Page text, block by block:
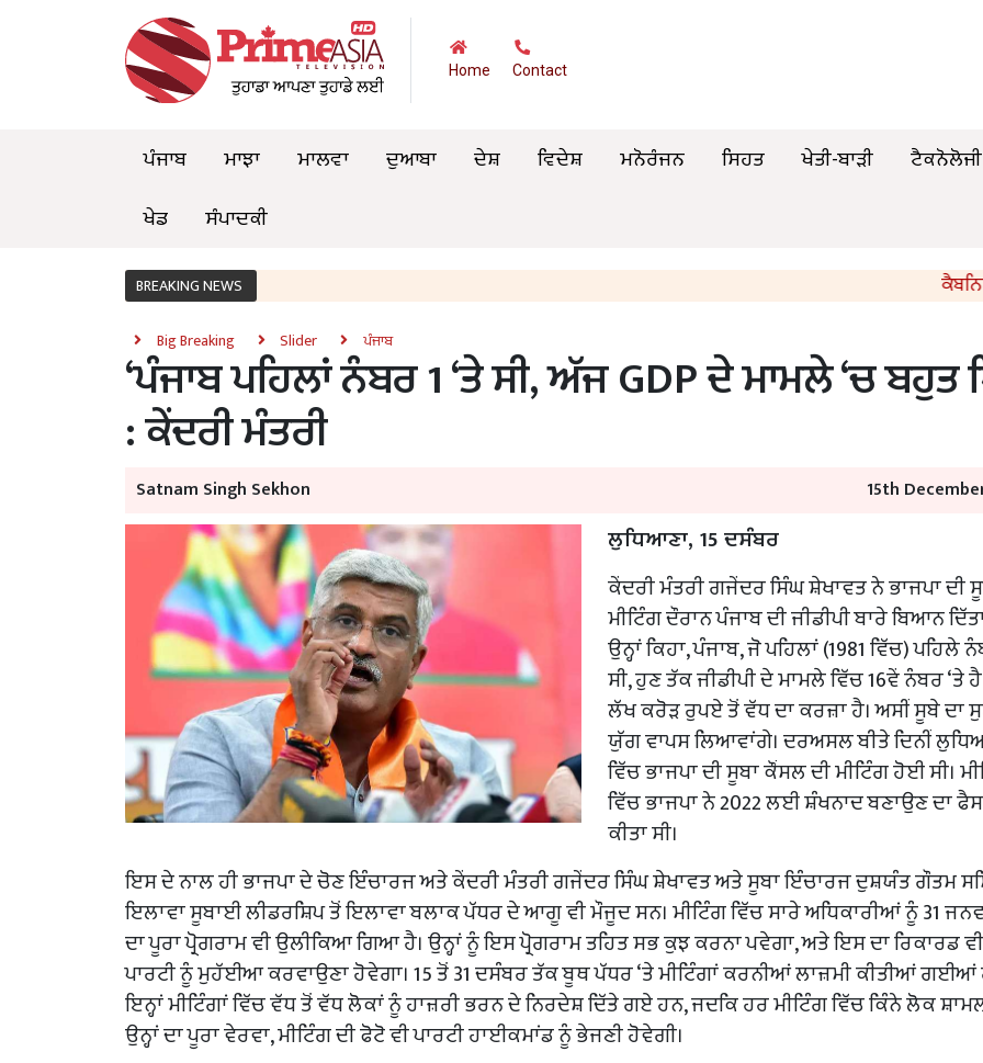
Home Contact
ਪੰਜਾਬ ਮਾਝਾ ਮਾਲਵਾ ਦੁਆਬਾ ਦੇਸ਼ ਵਿਦੇਸ਼ ਮਨੋਰੰਜਨ ਸਿਹਤ ਖੇਤੀ-ਬਾੜੀ ਟੈਕਨੋਲੋਜੀ
ਖੇਡ
ਸੰਪਾਦਕੀ
BREAKING NEWS ਕੈਬਨਿਟ
Big Breaking Slider ਪੰਜਾਬ
‘ਪੰਜਾਬ ਪਹਿਲਾਂ ਨੰਬਰ 1 ‘ਤੇ ਸੀ, ਅੱਜ GDP ਦੇ ਮਾਮਲੇ ‘ਚ ਬਹੁਤ
: ਕੇਂਦਰੀ ਮੰਤਰੀ
Satnam Singh Sekhon 15th
ਲੁਧਿਆਣਾ, 15 ਦਸੰਬਰ
ਕੇਂਦਰੀ ਮੰਤਰੀ ਗਜੇਂਦਰ ਸਿੰਘ ਸ਼ੇਖਾਵਤ ਨੇ ਭਾਜਪਾ ਦੀ
ਮੀਟਿੰਗ ਦੌਰਾਨ ਪੰਜਾਬ ਦੀ ਜੀਡੀਪੀ ਬਾਰੇ ਬਿਆਨ
ਉਨ੍ਹਾਂ ਕਿਹਾ, ਪੰਜਾਬ, ਜੋ ਪਹਿਲਾਂ (1981 ਵਿੱਚ) ਪਹਿਲੇ
ਸੀ, ਹੁਣ ਤੱਕ ਜੀਡੀਪੀ ਦੇ ਮਾਮਲੇ ਵਿੱਚ 16ਵੇਂ ਨੰਬਰ ‘ਤੇ
ਲੱਖ ਕਰੋੜ ਰੁਪਏ ਤੋਂ ਵੱਧ ਦਾ ਕਰਜ਼ਾ ਹੈ। ਅਸੀਂ ਸੂਬੇ ਦਾ
ਯੁੱਗ ਵਾਪਸ ਲਿਆਵਾਂਗੇ। ਦਰਅਸਲ ਬੀਤੇ ਦਿਨੀਂ
ਵਿੱਚ ਭਾਜਪਾ ਦੀ ਸੂਬਾ ਕੌਂਸਲ ਦੀ ਮੀਟਿੰਗ ਹੋਈ ਸੀ।
ਵਿੱਚ ਭਾਜਪਾ ਨੇ 2022 ਲਈ ਸ਼ੰਖਨਾਦ ਬਣਾਉਣ ਦਾ
ਕੀਤਾ ਸੀ।
ਇਸ ਦੇ ਨਾਲ ਹੀ ਭਾਜਪਾ ਦੇ ਚੋਣ ਇੰਚਾਰਜ ਅਤੇ ਕੇਂਦਰੀ ਮੰਤਰੀ ਗਜੇਂਦਰ ਸਿੰਘ ਸ਼ੇਖਾਵਤ ਅਤੇ ਸੂਬਾ ਇੰਚਾਰਜ ਦੁਸ਼ਯੰਤ ਗੌਤਮ
ਇਲਾਵਾ ਸੂਬਾਈ ਲੀਡਰਸ਼ਿਪ ਤੋਂ ਇਲਾਵਾ ਬਲਾਕ ਪੱਧਰ ਦੇ ਆਗੂ ਵੀ ਮੌਜੂਦ ਸਨ। ਮੀਟਿੰਗ ਵਿੱਚ ਸਾਰੇ ਅਧਿਕਾਰੀਆਂ ਨੂੰ 31
ਦਾ ਪੂਰਾ ਪ੍ਰੋਗਰਾਮ ਵੀ ਉਲੀਕਿਆ ਗਿਆ ਹੈ। ਉਨ੍ਹਾਂ ਨੂੰ ਇਸ ਪ੍ਰੋਗਰਾਮ ਤਹਿਤ ਸਭ ਕੁਝ ਕਰਨਾ ਪਵੇਗਾ, ਅਤੇ ਇਸ ਦਾ ਰਿਕਾਰਡ ਵੀ
ਪਾਰਟੀ ਨੂੰ ਮੁਹੱਈਆ ਕਰਵਾਉਣਾ ਹੋਵੇਗਾ। 15 ਤੋਂ 31 ਦਸੰਬਰ ਤੱਕ ਬੂਥ ਪੱਧਰ ‘ਤੇ ਮੀਟਿੰਗਾਂ ਕਰਨੀਆਂ ਲਾਜ਼ਮੀ ਕੀਤੀਆਂ ਗਈਆਂ
ਇਨ੍ਹਾਂ ਮੀਟਿੰਗਾਂ ਵਿੱਚ ਵੱਧ ਤੋਂ ਵੱਧ ਲੋਕਾਂ ਨੂੰ ਹਾਜ਼ਰੀ ਭਰਨ ਦੇ ਨਿਰਦੇਸ਼ ਦਿੱਤੇ ਗਏ ਹਨ, ਜਦਕਿ ਹਰ ਮੀਟਿੰਗ ਵਿੱਚ ਕਿੰਨੇ ਲੋਕ
ਉਨ੍ਹਾਂ ਦਾ ਪੂਰਾ ਵੇਰਵਾ, ਮੀਟਿੰਗ ਦੀ ਫੋਟੋ ਵੀ ਪਾਰਟੀ ਹਾਈਕਮਾਂਡ ਨੂੰ ਭੇਜਣੀ ਹੋਵੇਗੀ।